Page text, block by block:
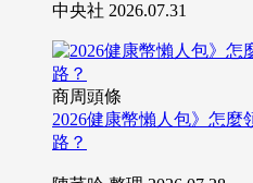
中央社 2026.07.31
商周頭條
2026健康幣懶人包》怎麼
路？